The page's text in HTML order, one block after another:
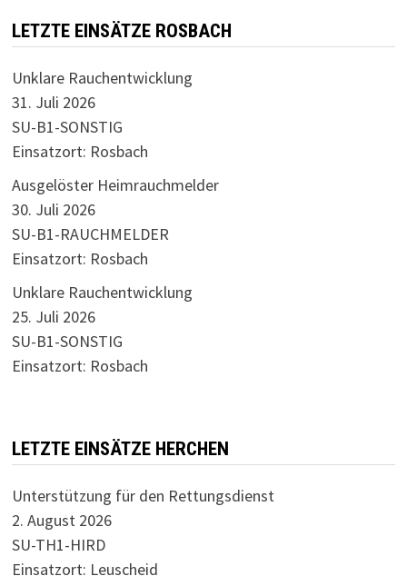
LETZTE EINSÄTZE ROSBACH
Unklare Rauchentwicklung
31. Juli 2026
SU-B1-SONSTIG
Einsatzort: Rosbach
Ausgelöster Heimrauchmelder
30. Juli 2026
SU-B1-RAUCHMELDER
Einsatzort: Rosbach
Unklare Rauchentwicklung
25. Juli 2026
SU-B1-SONSTIG
Einsatzort: Rosbach
LETZTE EINSÄTZE HERCHEN
Unterstützung für den Rettungsdienst
2. August 2026
SU-TH1-HIRD
Einsatzort: Leuscheid